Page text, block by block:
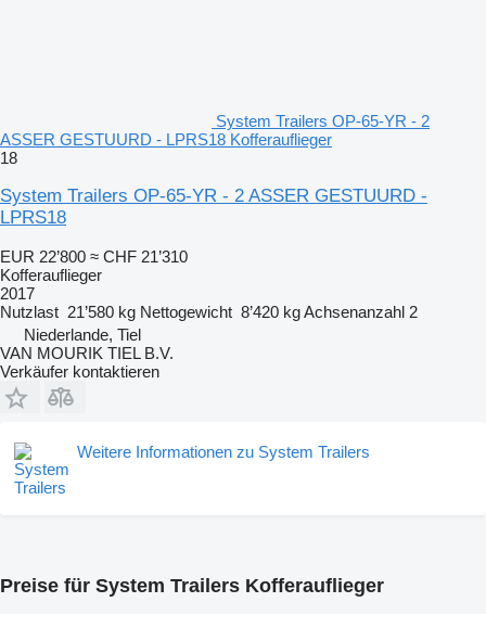
System Trailers OP-65-YR - 2
ASSER GESTUURD - LPRS18 Kofferauflieger
18
System Trailers OP-65-YR - 2 ASSER GESTUURD -
LPRS18
EUR 22’800 ≈ CHF 21’310
Kofferauflieger
2017
Nutzlast 21’580 kg Nettogewicht 8’420 kgAchsenanzahl 2
Niederlande, Tiel
VAN MOURIK TIEL B.V.
Verkäufer kontaktieren
Weitere Informationen zu System Trailers
Preise für System Trailers Kofferauflieger